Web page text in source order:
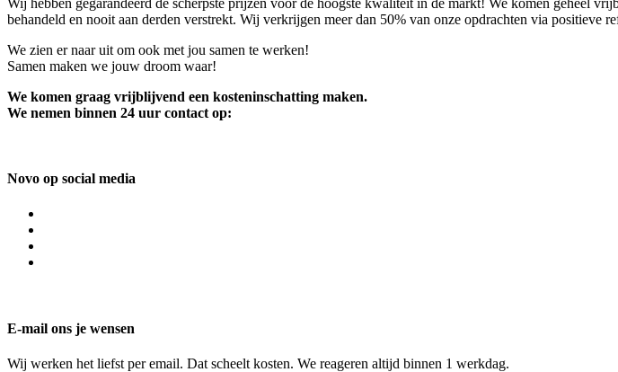
behandeld en nooit aan derden verstrekt. Wij verkrijgen meer dan 50% van onze opdrachten via positieve
We zien er naar uit om ook met jou samen te werken!
Samen maken we jouw droom waar!
We komen graag vrijblijvend een kosteninschatting maken.
We nemen binnen 24 uur contact op:
Novo op social media
E-mail ons je wensen
Wij werken het liefst per email. Dat scheelt kosten. We reageren altijd binnen 1 werkdag.